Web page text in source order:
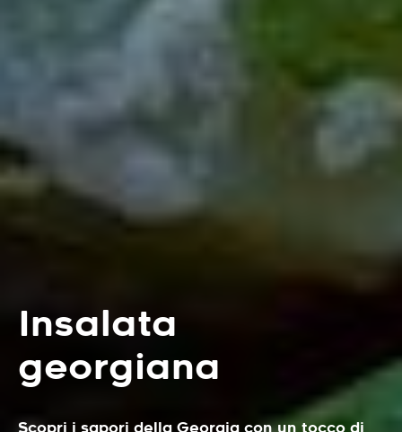
Insalata
georgiana
Scopri i sapori della Georgia con un tocco di